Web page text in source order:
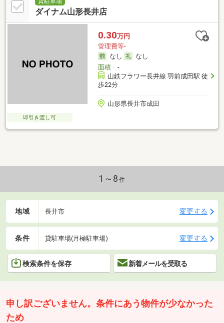
ダイナム山形長井店
0.30万円
管理費等-
なし
なし
面積-
山鉄フラワー長井線 羽前成田駅 徒
歩22分
山形県長井市成田
即引き渡し可
1～8 件
地域 長井市 変更する
条件 貸駐車場(月極駐車場) 変更する
検索条件を保存 新着メールを受取る
申し訳ございません。条件にあう物件が少なかった
ため